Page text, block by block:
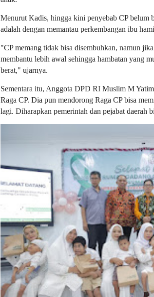
Menurut Kadis, hingga kini penyebab CP belum
adalah dengan memantau perkembangan ibu
"CP memang tidak bisa disembuhkan, namun
membantu lebih awal sehingga hambatan yang
berat," ujarnya.
Sementara itu, Anggota DPD RI Muslim M
Raga CP. Dia pun mendorong Raga CP bisa
lagi. Diharapkan pemerintah dan pejabat daerah